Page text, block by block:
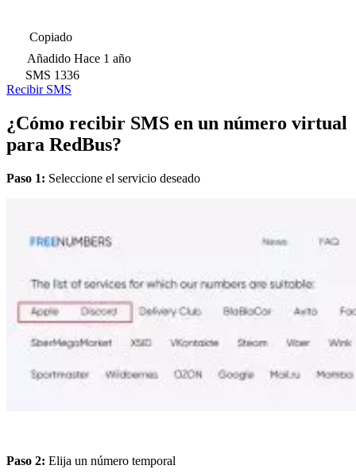
Copiado
Añadido Hace 1 año
SMS 1336
Recibir SMS
¿Cómo recibir SMS en un número virtual
para RedBus?
Paso 1: Seleccione el servicio deseado
Paso 2: Elija un número temporal